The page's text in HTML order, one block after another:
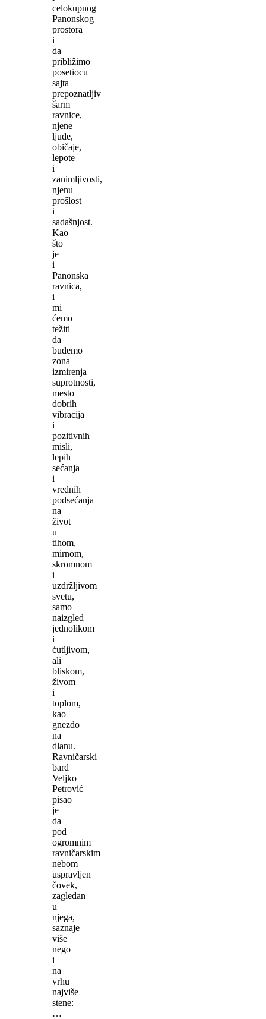
celokupnog
Panonskog
prostora
i
da
približimo
posetiocu
sajta
prepoznatljiv
šarm
ravnice,
njene
ljude,
običaje,
lepote
i
zanimljivosti,
njenu
prošlost
i
sadašnjost.
Kao
što
je
i
Panonska
ravnica,
i
mi
ćemo
težiti
da
budemo
zona
izmirenja
suprotnosti,
mesto
dobrih
vibracija
i
pozitivnih
misli,
lepih
sećanja
i
vrednih
podsećanja
na
život
u
tihom,
mirnom,
skromnom
i
uzdržljivom
svetu,
samo
naizgled
jednolikom
i
ćutljivom,
ali
bliskom,
živom
i
toplom,
kao
gnezdo
na
dlanu.
Ravničarski
bard
Veljko
Petrović
pisao
je
da
pod
ogromnim
ravničarskim
nebom
uspravljen
čovek,
zagledan
u
njega,
saznaje
više
nego
i
na
vrhu
najviše
stene:
…